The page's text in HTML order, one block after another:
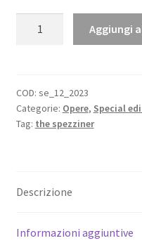
27
maggio
Ginevra
Aggiungi
COD: se_12_2023
Categorie: Opere, Special
Tag: the spezziner
Descrizione
Informazioni aggiuntive